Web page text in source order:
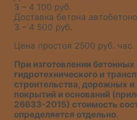
3 – 4 100 руб.
Доставка бетона
3 – 4 500 руб.
Цена простоя 2500 руб. час.
При изготовлении
гидротехнического и
строительства, дорожных
покрытий и оснований
26633-2015) стоимость
определяется отдельно.